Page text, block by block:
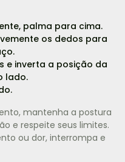
palma para cima.
os dedos para
e inverta a posição da
lado.
mantenha a postura
e respeite seus limites.
ou dor, interrompa e